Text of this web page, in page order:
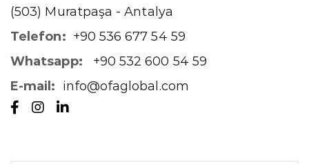
(503) Muratpaşa - Antalya
Telefon: +90 536 677 54 59
Whatsapp:
+90 532 600 54 59
E-mail: info@ofaglobal.com